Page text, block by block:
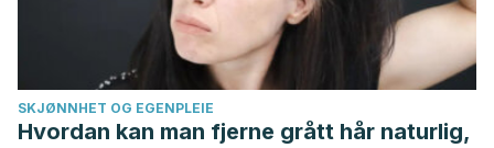
SKJØNNHET OG EGENPLEIE
Hvordan kan man fjerne grått hår naturlig,